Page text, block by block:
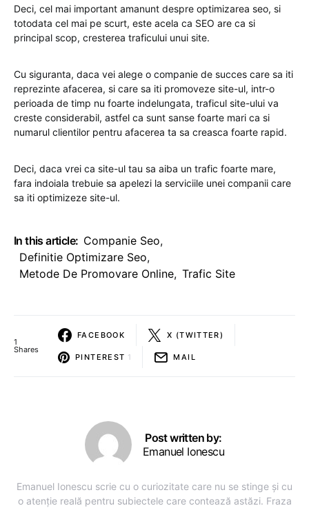
Deci, cel mai important amanunt despre optimizarea seo, si
totodata cel mai pe scurt, este acela ca SEO are ca si
principal scop, cresterea traficului unui site.
Cu siguranta, daca vei alege o companie de succes care sa iti
reprezinte afacerea, si care sa iti promoveze site-ul, intr-o
perioada de timp nu foarte indelungata, traficul site-ului va
creste considerabil, astfel ca sunt sanse foarte mari ca si
numarul clientilor pentru afacerea ta sa creasca foarte rapid.
Deci, daca vrei ca site-ul tau sa aiba un trafic foarte mare,
fara indoiala trebuie sa apelezi la serviciile unei companii care
sa iti optimizeze site-ul.
In this article: Companie Seo,
Definitie Optimizare Seo,
Metode De Promovare Online, Trafic Site
1
Shares
FACEBOOK X (TWITTER)
PINTEREST 1 MAIL
Post written by:
Emanuel Ionescu
Emanuel Ionescu scrie cu o curiozitate care nu se stinge și cu
o atenție reală pentru subiectele care contează astăzi. Fraza